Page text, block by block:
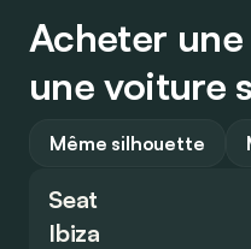
Acheter
une voiture
Même silhouette
Seat
Ibiza